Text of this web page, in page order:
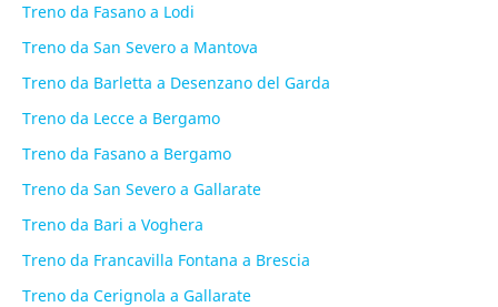
Treno da Fasano a Lodi
Treno da San Severo a Mantova
Treno da Barletta a Desenzano del Garda
Treno da Lecce a Bergamo
Treno da Fasano a Bergamo
Treno da San Severo a Gallarate
Treno da Bari a Voghera
Treno da Francavilla Fontana a Brescia
Treno da Cerignola a Gallarate